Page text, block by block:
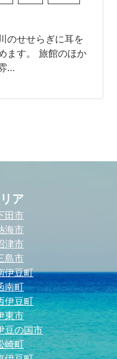
のせせらぎに耳を
ます。 旅館のほか
…
ア
田市
海市
津市
島市
伊豆町
南町
伊豆町
東市
豆の国市
崎町